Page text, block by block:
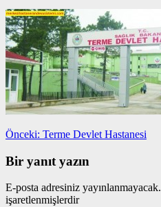
Yazı
gezinmesi
Önceki: Önceki
Terme Devlet Hastanesi
Bir yanıt yazın
E-posta adresiniz yayınlanmayacak.
işaretlenmişlerdir